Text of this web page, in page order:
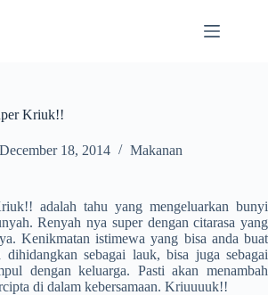
Kriuk!!
December 18, 2014 Makanan
adalah tahu yang mengeluarkan bunyi
Renyah nya super dengan citarasa yang
Kenikmatan istimewa yang bisa anda buat
sebagai lauk, bisa juga sebagai
dengan keluarga. Pasti akan menambah
di dalam kebersamaan. Kriuuuuk!!